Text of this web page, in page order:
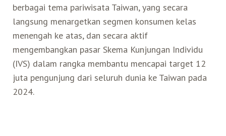
berbagai tema pariwisata Taiwan, yang secara
langsung menargetkan segmen konsumen kelas
menengah ke atas, dan secara aktif
mengembangkan pasar Skema Kunjungan Individu
(IVS) dalam rangka membantu mencapai target 12
juta pengunjung dari seluruh dunia ke Taiwan pada
2024.